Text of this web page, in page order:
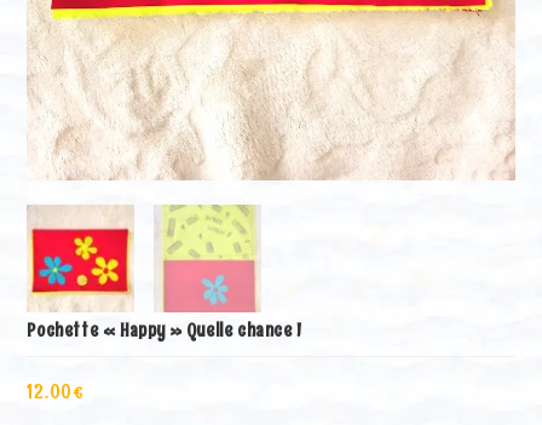
Pochette « Happy » Quelle chance !
12.00€